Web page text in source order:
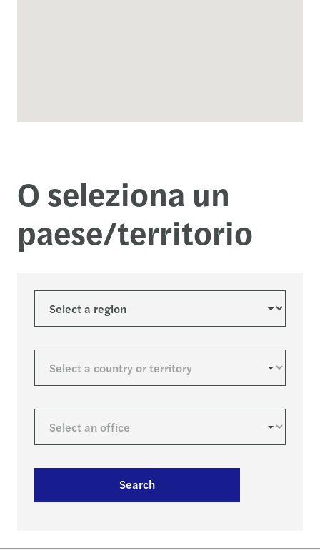
O seleziona un
paese/territorio
Search